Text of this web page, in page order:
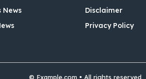
News
Disclaimer
Privacy Policy
© Example.com • All rights reserved